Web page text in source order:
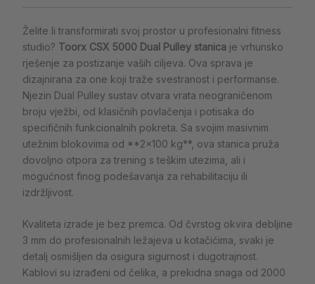
Želite li transformirati svoj prostor u profesionalni fitness
studio? Toorx CSX 5000 Dual Pulley stanica je vrhunsko
rješenje za postizanje vaših ciljeva. Ova sprava je
dizajnirana za one koji traže svestranost i performanse.
Njezin Dual Pulley sustav otvara vrata neograničenom
broju vježbi, od klasičnih povlačenja i potisaka do
specifičnih funkcionalnih pokreta. Sa svojim masivnim
utežnim blokovima od **2×100 kg**, ova stanica pruža
dovoljno otpora za trening s teškim utezima, ali i
mogućnost finog podešavanja za rehabilitaciju ili
izdržljivost.
Kvaliteta izrade je bez premca. Od čvrstog okvira debljine
3 mm do profesionalnih ležajeva u kotačićima, svaki je
detalj osmišljen da osigura sigurnost i dugotrajnost.
Kablovi su izrađeni od čelika, a prekidna snaga od 2000